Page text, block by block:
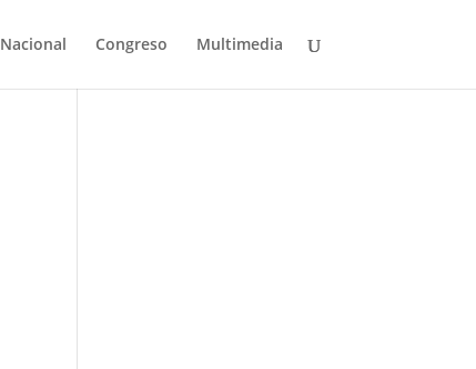
Nacional Congreso Multimedia